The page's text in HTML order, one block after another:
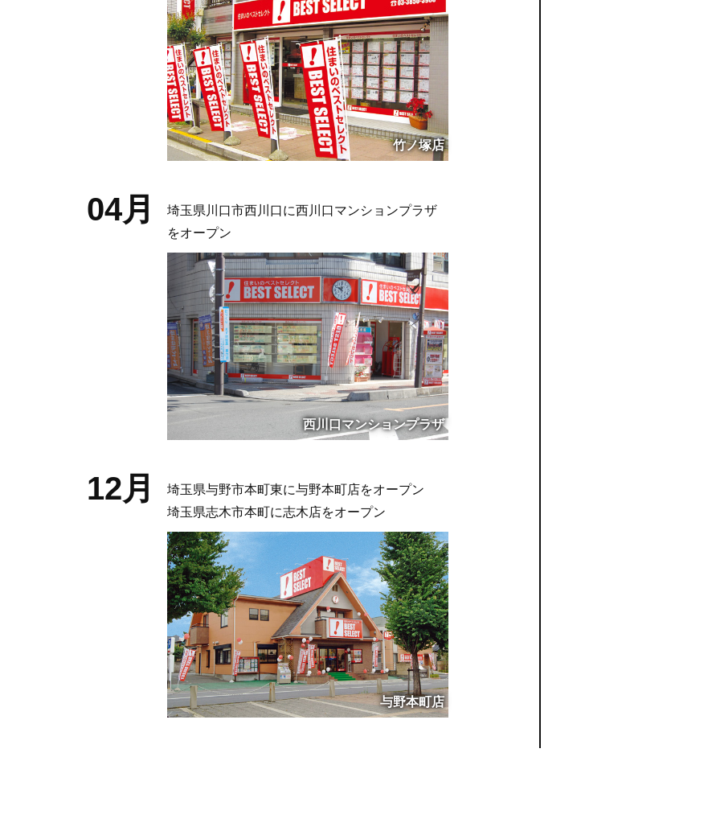
竹ノ塚店
04月
埼玉県川口市西川口に西川口マンションプラザ
をオープン
西川口マンションプラザ
12月
埼玉県与野市本町東に与野本町店をオープン
埼玉県志木市本町に志木店をオープン
与野本町店